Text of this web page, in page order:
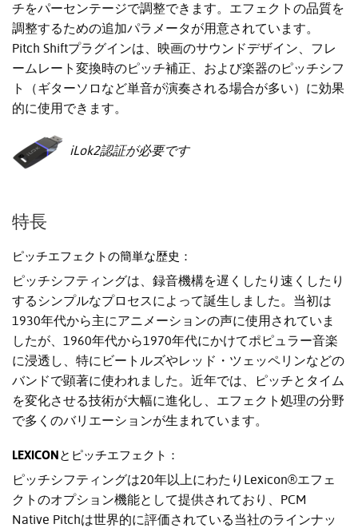
チをパーセンテージで調整できます。エフェクトの品質を
調整するための追加パラメータが用意されています。
Pitch Shiftプラグインは、映画のサウンドデザイン、フレ
ームレート変換時のピッチ補正、および楽器のピッチシフ
ト（ギターソロなど単音が演奏される場合が多い）に効果
的に使用できます。
iLok2認証が必要です
特長
ピッチエフェクトの簡単な歴史：
ピッチシフティングは、録音機構を遅くしたり速くしたり
するシンプルなプロセスによって誕生しました。当初は
1930年代から主にアニメーションの声に使用されていま
したが、1960年代から1970年代にかけてポピュラー音楽
に浸透し、特にビートルズやレッド・ツェッペリンなどの
バンドで顕著に使われました。近年では、ピッチとタイム
を変化させる技術が大幅に進化し、エフェクト処理の分野
で多くのバリエーションが生まれています。
LEXICONとピッチエフェクト：
ピッチシフティングは20年以上にわたりLexicon®エフェ
クトのオプション機能として提供されており、PCM
Native Pitchは世界的に評価されている当社のラインナッ